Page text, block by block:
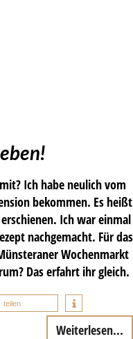
Ich habe neulich vom
bekommen. Es heißt
Ich war einmal
nachgemacht. Für das
Wochenmarkt
Das erfahrt ihr gleich.
teilen
Weiterlesen...